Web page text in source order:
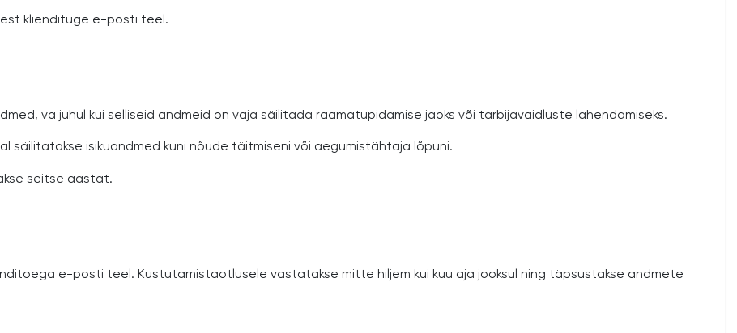
kliendituge e-posti teel.
va juhul kui selliseid andmeid on vaja säilitada raamatupidamise jaoks või tarbijavaidluste lahendamiseks.
säilitatakse isikuandmed kuni nõude täitmiseni või aegumistähtaja lõpuni.
seitse aastat.
e-posti teel. Kustutamistaotlusele vastatakse mitte hiljem kui kuu aja jooksul ning täpsustakse andmete